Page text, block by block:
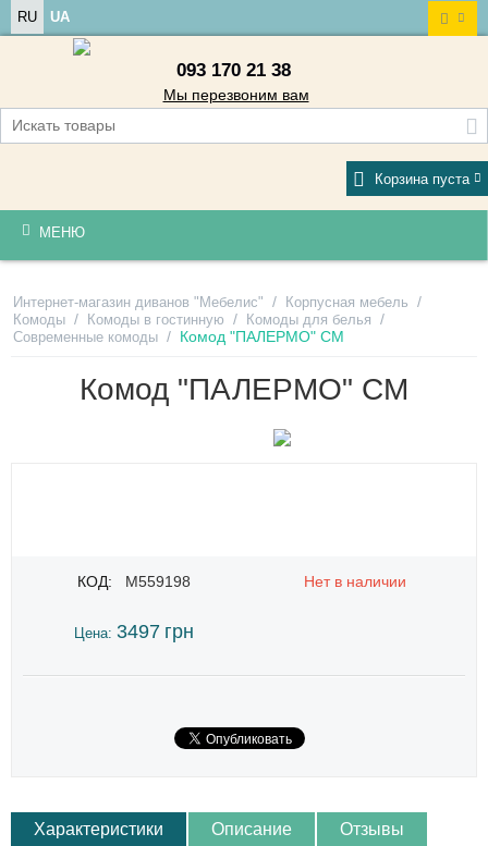
RU UA
093 170 21 38
Мы перезвоним вам
Корзина пуста
МЕНЮ
Интернет-магазин диванов "Мебелис" / Корпусная мебель /
Комоды / Комоды в гостинную / Комоды для белья /
Современные комоды / Комод "ПАЛЕРМО" СМ
Комод "ПАЛЕРМО" СМ
КОД: M559198 Нет в наличии
Цена: 3497 грн
Характеристики Описание Отзывы